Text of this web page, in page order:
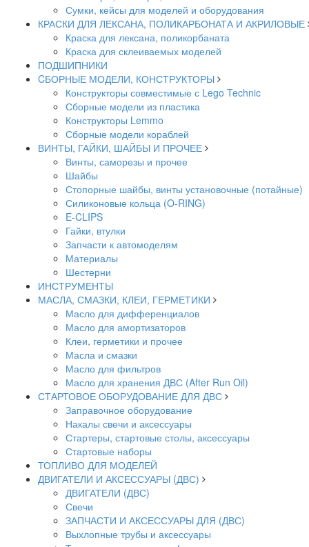
Сумки, кейсы для моделей и оборудования
КРАСКИ ДЛЯ ЛЕКСАНА, ПОЛИКАРБОНАТА И АКРИЛОВЫЕ
Краска для лексана, поликорбаната
Краска для склеиваемых моделей
ПОДШИПНИКИ
CБОРНЫЕ МОДЕЛИ, КОНСТРУКТОРЫ
Конструкторы совместимые с Lego Technic
Сборные модели из пластика
Конструкторы Lemmo
Сборные модели кораблей
ВИНТЫ, ГАЙКИ, ШАЙБЫ И ПРОЧЕЕ
Винты, саморезы и прочее
Шайбы
Стопорные шайбы, винты установочные (потайные)
Силиконовые кольца (O-RING)
E-CLIPS
Гайки, втулки
Запчасти к автомоделям
Материалы
Шестерни
ИНСТРУМЕНТЫ
МАСЛА, СМАЗКИ, КЛЕИ, ГЕРМЕТИКИ
Масло для дифференциалов
Масло для амортизаторов
Клеи, герметики и прочее
Масла и смазки
Масло для фильтров
Масло для хранения ДВС (After Run Oil)
СТАРТОВОЕ ОБОРУДОВАНИЕ ДЛЯ ДВС
Заправочное оборудование
Накалы свечи и аксессуары
Стартеры, стартовые столы, аксессуары
Стартовые наборы
ТОПЛИВО ДЛЯ МОДЕЛЕЙ
ДВИГАТЕЛИ И АКСЕССУАРЫ (ДВС)
ДВИГАТЕЛИ (ДВС)
Свечи
ЗАПЧАСТИ И АКСЕССУАРЫ ДЛЯ (ДВС)
Выхлопные трубы и аксессуары